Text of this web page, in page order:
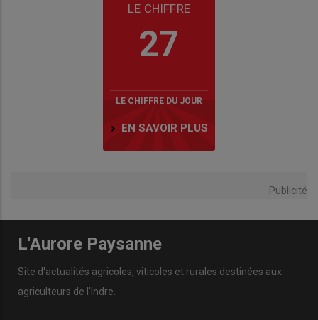
LE CHIFFRE
27
LE CHIFFRE DU JOUR
EN SAVOIR PLUS
Publicité
L'Aurore Paysanne
Site d'actualités agricoles, viticoles et rurales destinées aux
agriculteurs de l'Indre.